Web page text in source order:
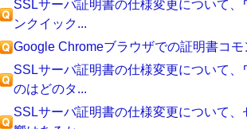
SSLサーバ証明書の仕様変更について
ンクイック...
Google Chromeブラウザでの証明書コモ
SSLサーバ証明書の仕様変更について
のはどのタ...
SSLサーバ証明書の仕様変更について